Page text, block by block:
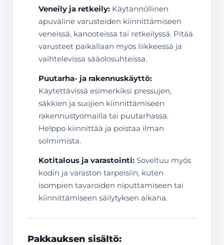
Veneily ja retkeily: Käytännöllinen
apuväline varusteiden kiinnittämiseen
veneissä, kanooteissa tai retkeilyssä. Pitää
varusteet paikallaan myös liikkeessä ja
vaihtelevissa sääolosuhteissa.
Puutarha- ja rakennuskäyttö:
Käytettävissä esimerkiksi pressujen,
säkkien ja suojien kiinnittämiseen
rakennustyömailla tai puutarhassa.
Helppo kiinnittää ja poistaa ilman
solmimista.
Kotitalous ja varastointi: Soveltuu myös
kodin ja varaston tarpeisiin, kuten
isompien tavaroiden niputtamiseen tai
kiinnittämiseen säilytyksen aikana.
Pakkauksen sisältö: